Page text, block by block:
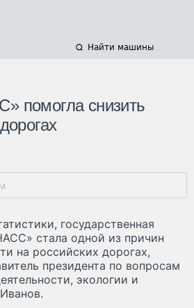
Найти машины
помогла снизить
государственная
стала одной из причин
на российских дорогах,
президента по вопросам
экологии и